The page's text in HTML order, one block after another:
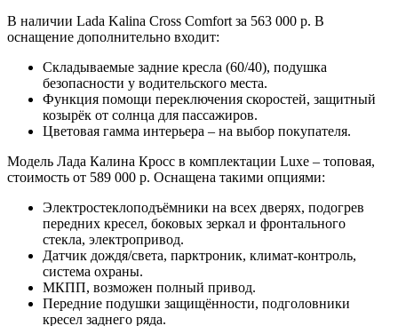
В наличии Lada Kalina Cross Comfort за 563 000 р. В
оснащение дополнительно входит:
Складываемые задние кресла (60/40), подушка
безопасности у водительского места.
Функция помощи переключения скоростей, защитный
козырёк от солнца для пассажиров.
Цветовая гамма интерьера – на выбор покупателя.
Модель Лада Калина Кросс в комплектации Luxe – топовая,
стоимость от 589 000 р. Оснащена такими опциями:
Электростеклоподъёмники на всех дверях, подогрев
передних кресел, боковых зеркал и фронтального
стекла, электропривод.
Датчик дождя/света, парктроник, климат-контроль,
система охраны.
МКПП, возможен полный привод.
Передние подушки защищённости, подголовники
кресел заднего ряда.